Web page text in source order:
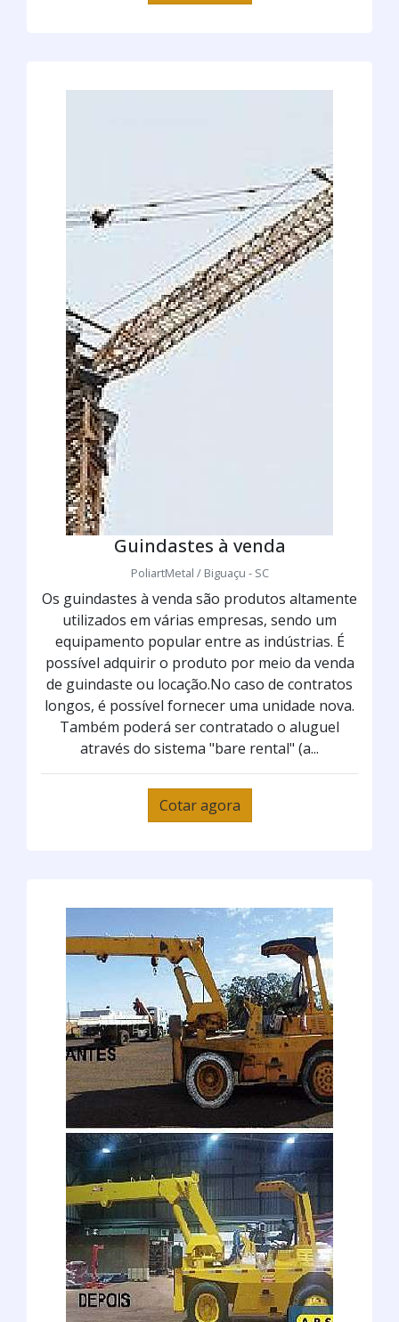
Guindastes à venda
PoliartMetal / Biguaçu - SC
Os guindastes à venda são produtos altamente
utilizados em várias empresas, sendo um
equipamento popular entre as indústrias. É
possível adquirir o produto por meio da venda
de guindaste ou locação.No caso de contratos
longos, é possível fornecer uma unidade nova.
Também poderá ser contratado o aluguel
através do sistema "bare rental" (a...
Cotar agora